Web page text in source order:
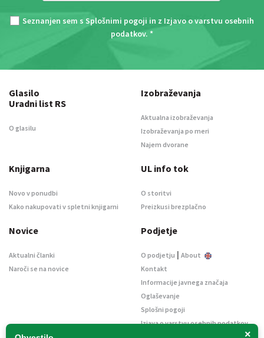
Seznanjen sem s Splošnimi pogoji in z Izjavo o varstvu osebnih
podatkov. *
×
Glasilo
Uradni list RS
O glasilu
Izobraževanja
Aktualna izobraževanja
Izobraževanja po meri
Najem dvorane
Knjigarna
Novo v ponudbi
Kako nakupovati v spletni knjigarni
UL info tok
O storitvi
Preizkusi brezplačno
Novice
Aktualni članki
Naroči se na novice
Podjetje
O podjetju | About
Kontakt
Informacije javnega značaja
Oglaševanje
Splošni pogoji
Izjava o varstvu osebnih podatkov